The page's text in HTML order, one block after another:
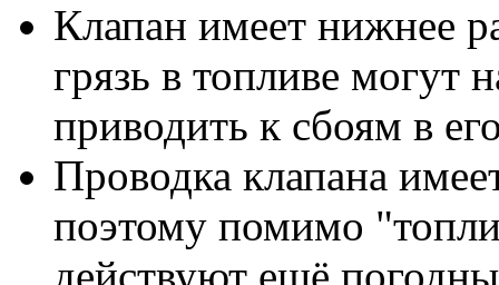
Клапан имеет нижнее
грязь в топливе могут
приводить к сбоям в
Проводка клапана
поэтому помимо